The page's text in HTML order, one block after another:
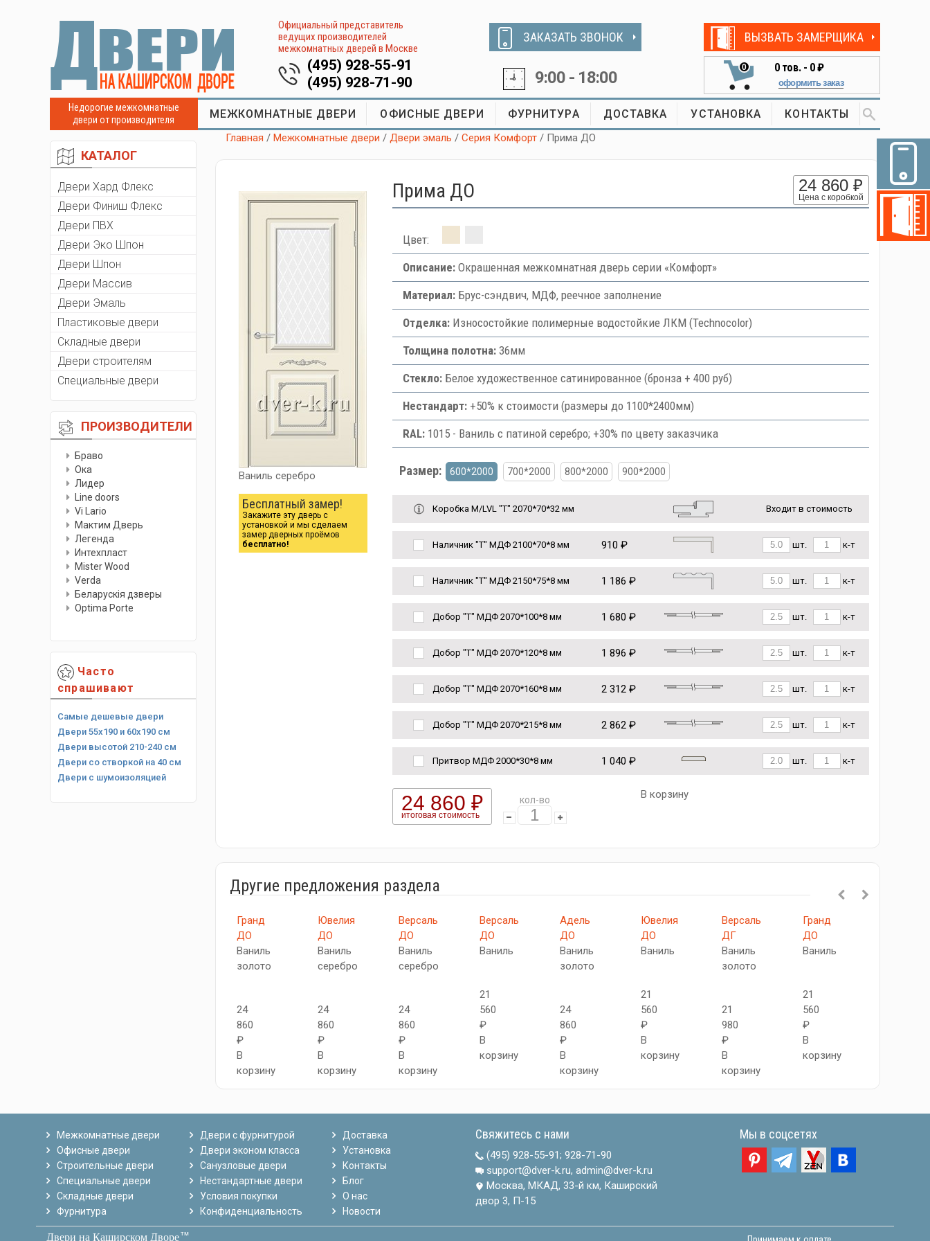
Официальный представитель
ведущих производителей
межкомнатных дверей в Москве
(495) 928-55-91
(495) 928-71-90
ЗАКАЗАТЬ ЗВОНОК
9:00 - 18:00
ВЫЗВАТЬ ЗАМЕРЩИКА
0 0тов. - 0 ₽
оформить заказ
Недорогие межкомнатные
двери от производителя
МЕЖКОМНАТНЫЕ ДВЕРИ ОФИСНЫЕ ДВЕРИ ФУРНИТУРА ДОСТАВКА УСТАНОВКА КОНТАКТЫ
КАТАЛОГ
Двери Хард Флекс
Двери Финиш Флекс
Двери ПВХ
Двери Эко Шпон
Двери Шпон
Двери Массив
Двери Эмаль
Пластиковые двери
Складные двери
Двери строителям
Специальные двери
ПРОИЗВОДИТЕЛИ
Браво
Ока
Лидер
Line doors
Vi Lario
Мактим Дверь
Легенда
Интехпласт
Мister Wood
Verda
Беларускiя дзверы
Optima Porte
Часто
спрашивают
Самые дешевые двери
Двери 55х190 и 60х190 см
Двери высотой 210-240 см
Двери со створкой на 40 см
Двери с шумоизоляцией
Главная /Межкомнатные двери /Двери эмаль /Серия Комфорт / Прима ДО
Ваниль серебро
Бесплатный замер!
Закажите эту дверь с
установкой и мы сделаем
замер дверных проёмов
бесплатно!
Прима ДО 24 860 ₽
Цена с коробкой
Цвет:
Описание:Окрашенная межкомнатная дверь серии «Комфорт»
Материал:Брус-сэндвич, МДФ, реечное заполнение
Отделка:Износостойкие полимерные водостойкие ЛКМ (Technocolor)
Толщина полотна:36мм
Стекло:Белое художественное сатинированное (бронза + 400 руб)
Нестандарт:+50% к стоимости (размеры до 1100*2400мм)
RAL:1015 - Ваниль с патиной серебро; +30% по цвету заказчика
Размер: 600*2000 700*2000 800*2000 900*2000
Коробка М/LVL "Т" 2070*70*32 мм Входит в стоимость
Наличник "Т" МДФ 2100*70*8 мм 910 ₽ шт. к-т
Наличник "Т" МДФ 2150*75*8 мм 1 186 ₽ шт. к-т
Добор "Т" МДФ 2070*100*8 мм 1 680 ₽ шт. к-т
Добор "Т" МДФ 2070*120*8 мм 1 896 ₽ шт. к-т
Добор "Т" МДФ 2070*160*8 мм 2 312 ₽ шт. к-т
Добор "Т" МДФ 2070*215*8 мм 2 862 ₽ шт. к-т
Притвор МДФ 2000*30*8 мм 1 040 ₽ шт. к-т
24 860 ₽
итоговая стоимость
кол-во В корзину
Другие предложения раздела
Гранд
ДО
Ваниль
золото
24
860
₽
В
корзину
Ювелия
ДО
Ваниль
серебро
24
860
₽
В
корзину
Версаль
ДО
Ваниль
серебро
24
860
₽
В
корзину
Версаль
ДО
Ваниль
21
560
₽
В
корзину
Адель
ДО
Ваниль
золото
24
860
₽
В
корзину
Ювелия
ДО
Ваниль
21
560
₽
В
корзину
Версаль
ДГ
Ваниль
золото
21
980
₽
В
корзину
Гранд
ДО
Ваниль
21
560
₽
В
корзину
Межкомнатные двери
Офисные двери
Строительные двери
Специальные двери
Складные двери
Фурнитура
Двери с фурнитурой
Двери эконом класса
Санузловые двери
Нестандартные двери
Условия покупки
Конфиденциальность
Доставка
Установка
Контакты
Блог
О нас
Новости
Свяжитесь с нами
(495) 928-55-91; 928-71-90
support@dver-k.ru, admin@dver-k.ru
Москва, МКАД, 33-й км, Каширский
двор 3, П-15
Мы в соцсетях
Двери на Каширском Дворетм